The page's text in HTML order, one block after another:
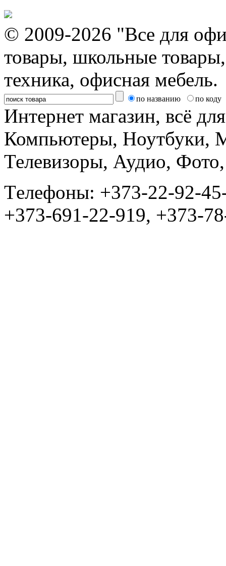
© 2009-2026 "Все для
товары, школьные
техника, офисная мебель.
по названию по коду
Интернет магазин, всё
Компьютеры, Ноутбуки,
Телевизоры, Аудио,
Tелефоны: +373-22-92-
+373-691-22-919, +373-